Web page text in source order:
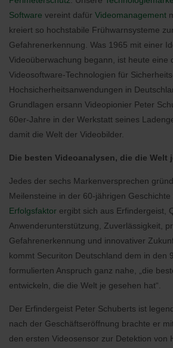
Software vereint dafür Videomanagement
kreiert so hochstabile Frühwarnsysteme
Gefahrenerkennung. Was 1965 mit einer
Videoüberwachung begann, ist heute eine
Videosoftware-Technologien für
Hochsicherheitsanwendungen in
Grundlagen ersann Videopionier Peter
60er-Jahre in der Werkstatt seines
damit die Welt der Videobilder.
Die besten Videoanalysen, die die Welt
Jedes der sechs Markenversprechen
Meilensteine in der 60-jährigen Geschichte
Erfolgsfaktor ergibt sich aus Erfindergeist,
Anwenderunterstützung, Zuverlässigkeit,
Gefahrenerkennung und innovativer
kommt Securiton Deutschland dem in den
formulierten Anspruch ganz nahe, „die
entwickeln, die die Welt je gesehen hat“.
Der Erfindergeist Peter Schuberts ist
nach der Geschäftseröffnung brachte er
den ersten Videosensor zur Detektion von